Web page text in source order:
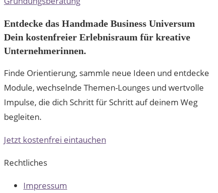
Entdecke das Handmade Business Universum
Dein kostenfreier Erlebnisraum für kreative
Unternehmerinnen.
Finde Orientierung, sammle neue Ideen und entdecke
Module, wechselnde Themen-Lounges und wertvolle
Impulse, die dich Schritt für Schritt auf deinem Weg
begleiten.
Jetzt kostenfrei eintauchen
Rechtliches
Impressum